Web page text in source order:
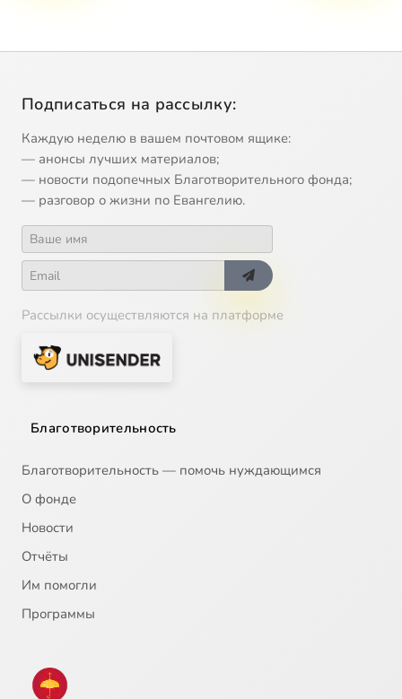
Подписаться на рассылку:
Каждую неделю в вашем почтовом ящике:
— анонсы лучших материалов;
— новости подопечных Благотворительного фонда;
— разговор о жизни по Евангелию.
Рассылки осуществляются на платформе
Благотворительность
Благотворительность — помочь нуждающимся
О фонде
Новости
Отчёты
Им помогли
Программы